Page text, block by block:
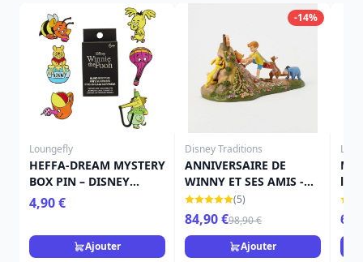
Loungefly
HEFFA-DREAM MYSTERY
BOX PIN – DISNEY
LOUNGEFLY WINNIE
L'OURSON
4,90 €
Ajouter
-14%
Disney Traditions
ANNIVERSAIRE DE
WINNY ET SES AMIS -
DISNEY TRADITIONS
(5)
84,90 €98,90 €
Ajouter
-